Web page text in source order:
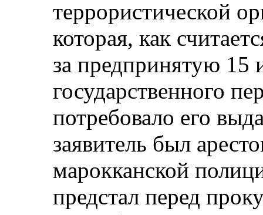
террористической
которая, как
за предпринятую 15
государственного
потребовало его
заявитель был
марокканской
предстал перед